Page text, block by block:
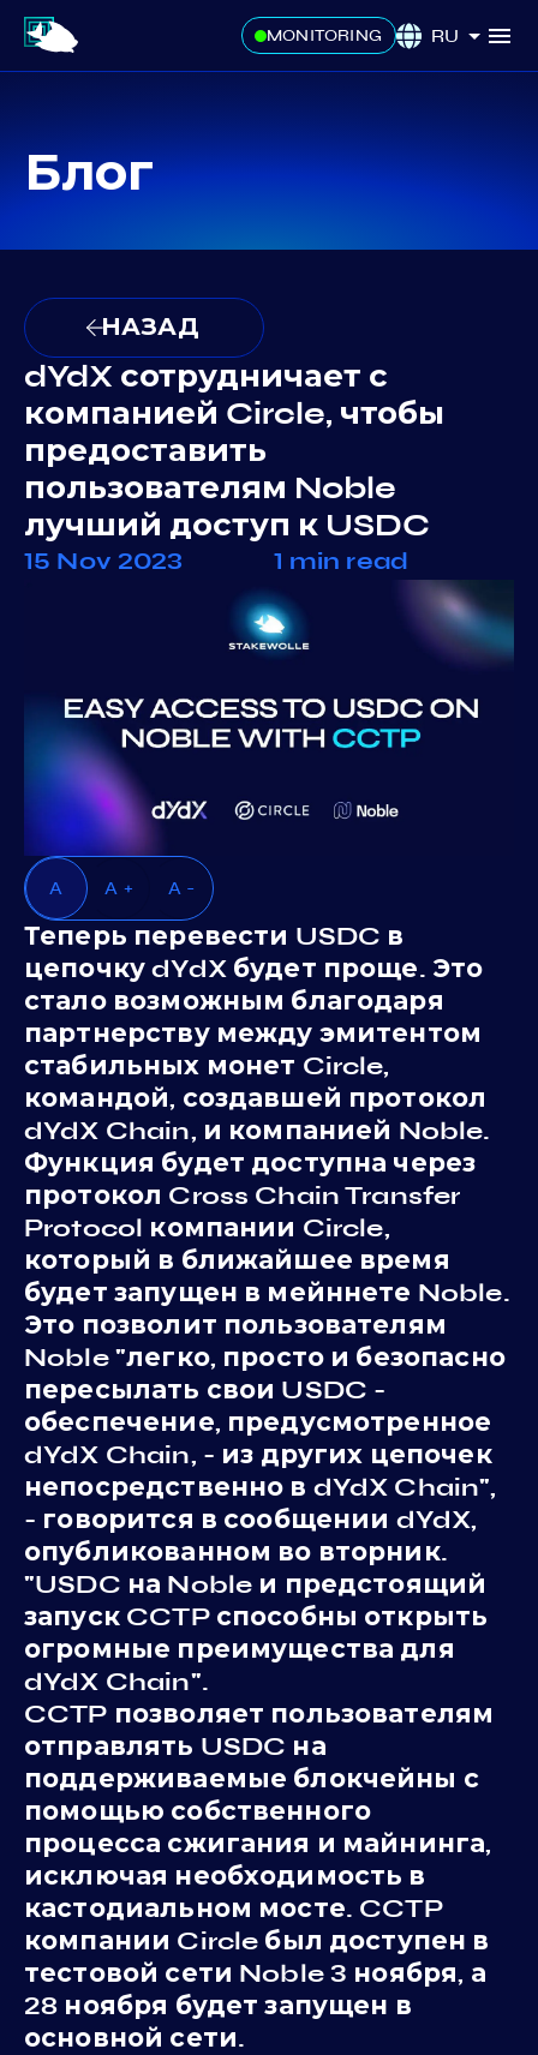
MONITORING RU
Блог
НАЗАД
dYdX сотрудничает с
компанией Circle, чтобы
предоставить
пользователям Noble
лучший доступ к USDC
15 Nov 2023 1 min read
A A + A -
Теперь перевести USDC в
цепочку dYdX будет проще. Это
стало возможным благодаря
партнерству между эмитентом
стабильных монет Circle,
командой, создавшей протокол
dYdX Chain, и компанией Noble.
Функция будет доступна через
протокол Cross Chain Transfer
Protocol компании Circle,
который в ближайшее время
будет запущен в мейннете Noble.
Это позволит пользователям
Noble "легко, просто и безопасно
пересылать свои USDC -
обеспечение, предусмотренное
dYdX Chain, - из других цепочек
непосредственно в dYdX Chain",
- говорится в сообщении dYdX,
опубликованном во вторник.
"USDC на Noble и предстоящий
запуск CCTP способны открыть
огромные преимущества для
dYdX Chain".
CCTP позволяет пользователям
отправлять USDC на
поддерживаемые блокчейны с
помощью собственного
процесса сжигания и майнинга,
исключая необходимость в
кастодиальном мосте. CCTP
компании Circle был доступен в
тестовой сети Noble 3 ноября, а
28 ноября будет запущен в
основной сети.